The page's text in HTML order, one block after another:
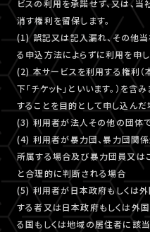
ビスの利用を承諾せず、又は、
消す権利を留保します。
(1) 誤記又は記入漏れ、その他
る申込方法によらずに利用を申
(2) 本サービスを利用する権利（
下「チケット」といいます。）を
することを目的として申し込ん
(3) 利用者が法人その他の団体
(4) 利用者が暴力団、暴力団関
所属する場合及び暴力団員又は
と合理的に判断される場合
(5) 利用者が日本政府もしくは
する者又は日本政府もしくは外
る国もしくは地域の居住者に該